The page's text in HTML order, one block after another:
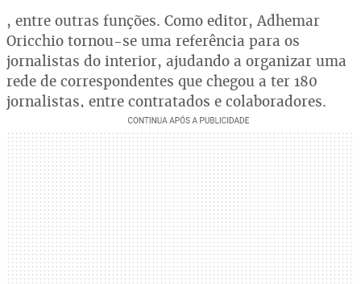
, entre outras funções. Como editor, Adhemar
Oricchio tornou-se uma referência para os
jornalistas do interior, ajudando a organizar uma
rede de correspondentes que chegou a ter 180
jornalistas, entre contratados e colaboradores.